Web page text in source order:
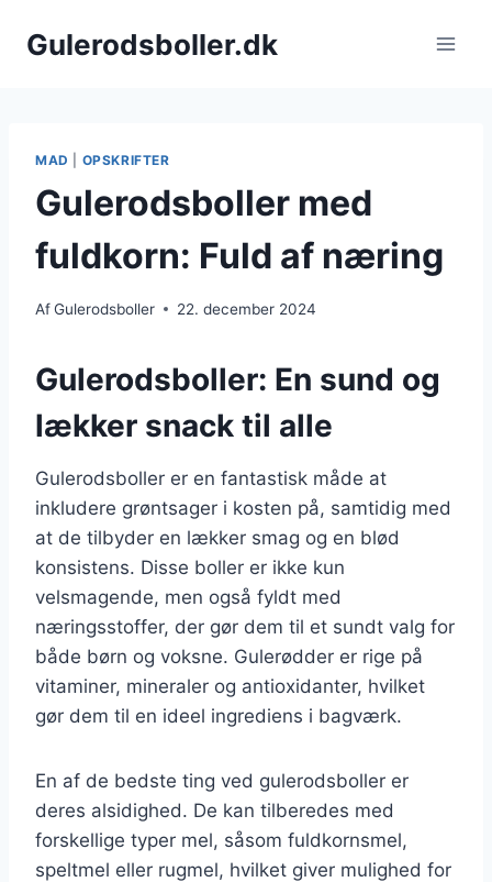
Gulerodsboller.dk
MAD OPSKRIFTER
Gulerodsboller med
fuldkorn: Fuld af næring
AfGulerodsboller 22. december 2024
Gulerodsboller: En sund og
lækker snack til alle
Gulerodsboller er en fantastisk måde at
inkludere grøntsager i kosten på, samtidig med
at de tilbyder en lækker smag og en blød
konsistens. Disse boller er ikke kun
velsmagende, men også fyldt med
næringsstoffer, der gør dem til et sundt valg for
både børn og voksne. Gulerødder er rige på
vitaminer, mineraler og antioxidanter, hvilket
gør dem til en ideel ingrediens i bagværk.
En af de bedste ting ved gulerodsboller er
deres alsidighed. De kan tilberedes med
forskellige typer mel, såsom fuldkornsmel,
speltmel eller rugmel, hvilket giver mulighed for